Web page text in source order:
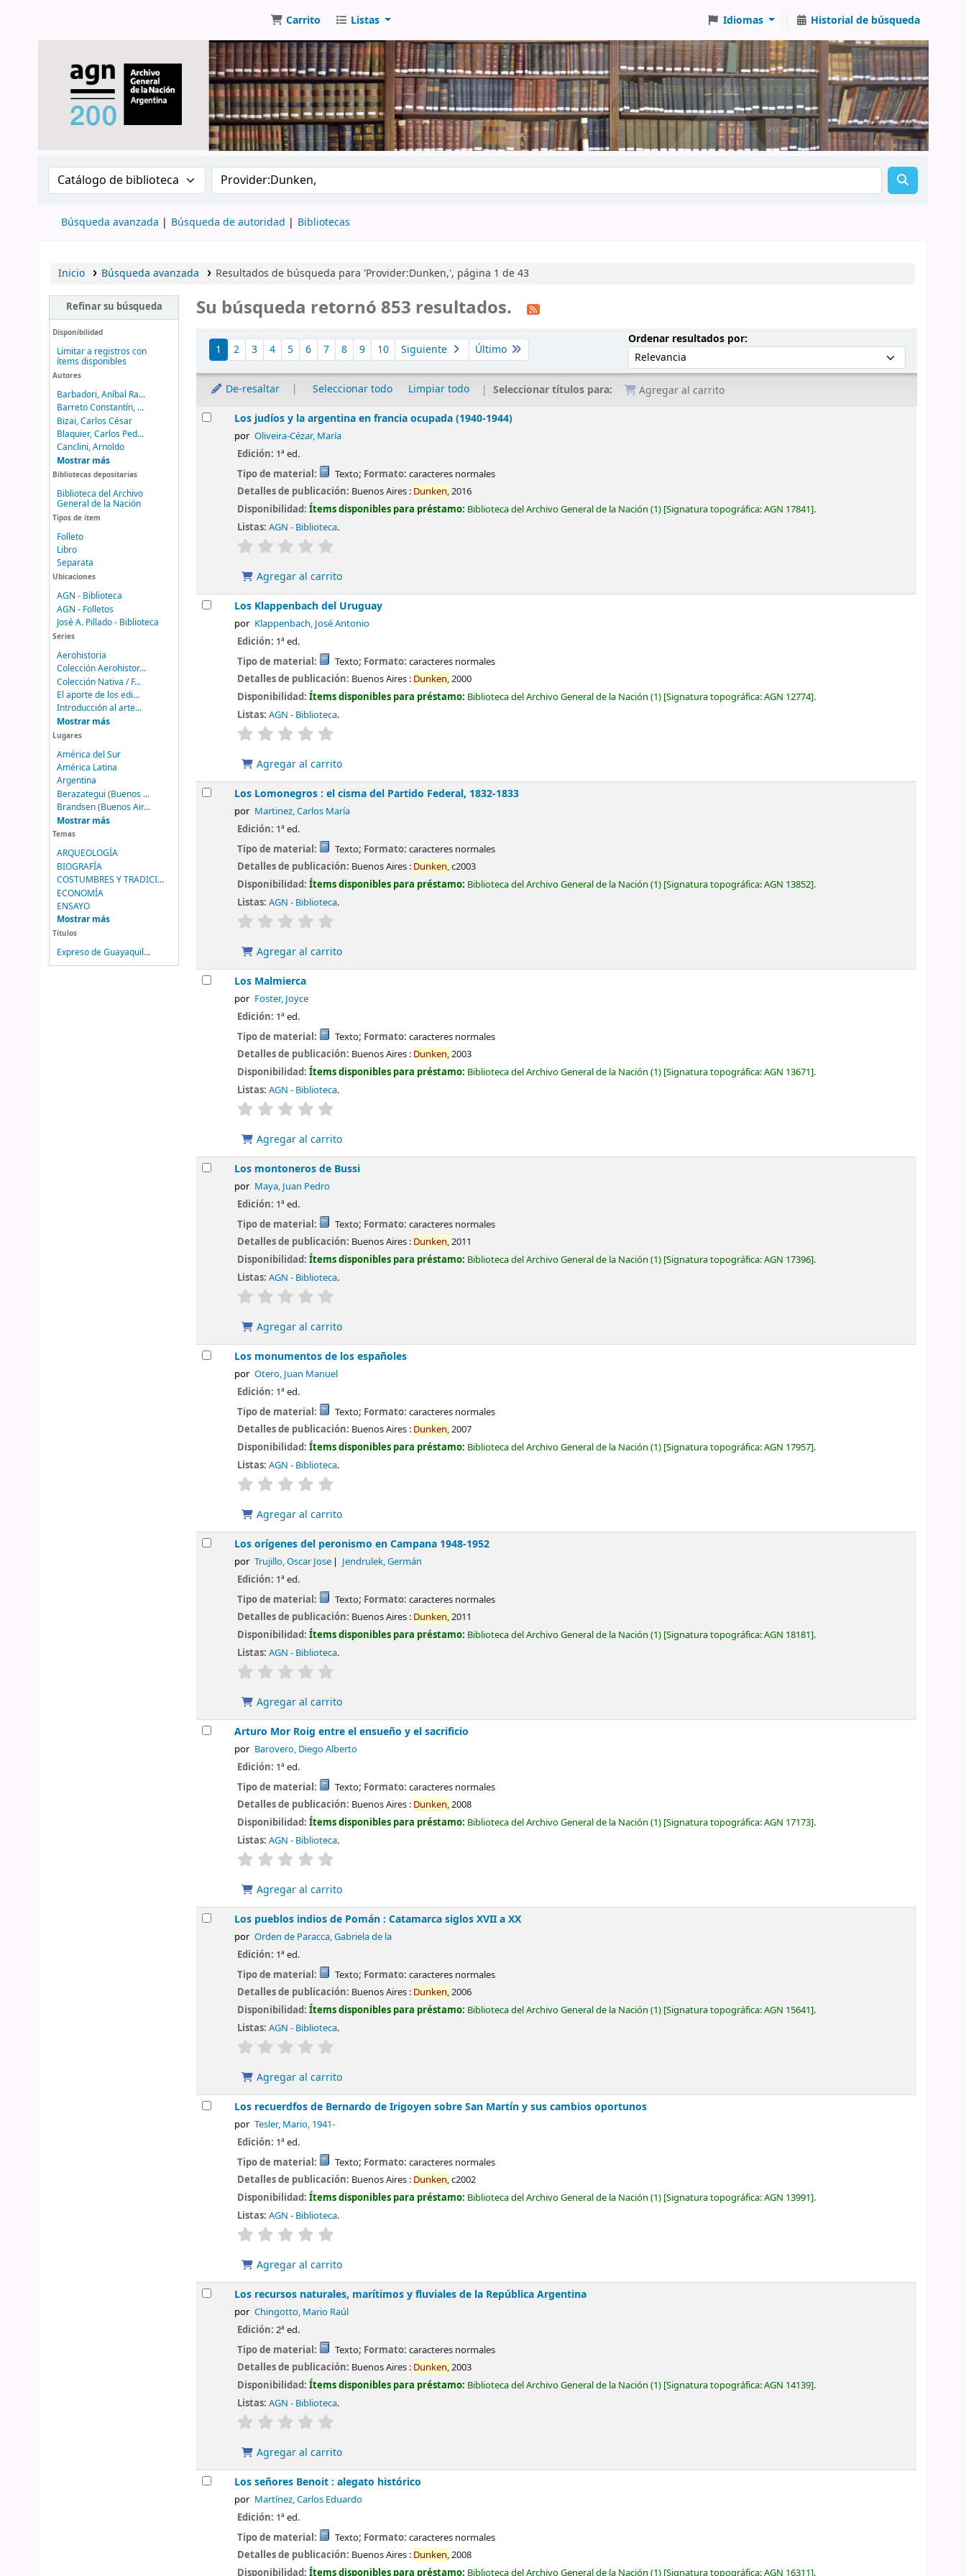
Carrito Listas Idiomas Historial de búsqueda
Buscar en el catálogo por: Buscar en el catálogo
Búsqueda avanzada Búsqueda de autoridad Bibliotecas
Inicio Búsqueda avanzada Resultados de búsqueda para 'Provider:Dunken,', página 1 de 43
Refinar su búsqueda
Disponibilidad
Limitar a registros con
ítems disponibles
Autores
Barbadori, Aníbal Ra...
Barreto Constantín, ...
Bizai, Carlos César
Blaquier, Carlos Ped...
Canclini, Arnoldo
Mostrar más
Bibliotecas depositarias
Biblioteca del Archivo
General de la Nación
Tipos de ítem
Folleto
Libro
Separata
Ubicaciones
AGN - Biblioteca
AGN - Folletos
José A. Pillado - Biblioteca
Series
Aerohistoria
Colección Aerohistor...
Colección Nativa / F...
El aporte de los edi...
Introducción al arte...
Mostrar más
Lugares
América del Sur
América Latina
Argentina
Berazategui (Buenos ...
Brandsen (Buenos Air...
Mostrar más
Temas
ARQUEOLOGÍA
BIOGRAFÍA
COSTUMBRES Y TRADICI...
ECONOMÍA
ENSAYO
Mostrar más
Títulos
Expreso de Guayaquil...
Su búsqueda retornó 853 resultados.
Ordenar
1 2 3 4 5 6 7 8 9 10 Siguiente Último
Ordenar resultados por:Ordenar por:
De-resaltar Seleccionar todo Limpiar todo Seleccionar títulos para:
Agregar al carrito
ResultadosLos judíos y la argentina en francia ocupada (1940-1944)
por Oliveira-Cézar, María
Edición: 1ª ed.
Tipo de material:
Texto; Formato: caracteres normales
Detalles de publicación: Buenos Aires : Dunken,2016
Disponibilidad:Ítems disponibles para préstamo: Biblioteca del Archivo General de la Nación (1) Signatura topográfica:AGN 17841 .
Listas: AGN - Biblioteca.
valoración
Agregar al carrito
Los Klappenbach del Uruguay
por Klappenbach, José Antonio
Edición: 1ª ed.
Tipo de material:
Texto; Formato: caracteres normales
Detalles de publicación: Buenos Aires : Dunken,2000
Disponibilidad:Ítems disponibles para préstamo: Biblioteca del Archivo General de la Nación (1) Signatura topográfica:AGN 12774 .
Listas: AGN - Biblioteca.
valoración
Agregar al carrito
Los Lomonegros : el cisma del Partido Federal, 1832-1833
por Martinez, Carlos María
Edición: 1ª ed.
Tipo de material:
Texto; Formato: caracteres normales
Detalles de publicación: Buenos Aires : Dunken,c2003
Disponibilidad:Ítems disponibles para préstamo: Biblioteca del Archivo General de la Nación (1) Signatura topográfica:AGN 13852 .
Listas: AGN - Biblioteca.
valoración
Agregar al carrito
Los Malmierca
por Foster, Joyce
Edición: 1ª ed.
Tipo de material:
Texto; Formato: caracteres normales
Detalles de publicación: Buenos Aires : Dunken,2003
Disponibilidad:Ítems disponibles para préstamo: Biblioteca del Archivo General de la Nación (1) Signatura topográfica:AGN 13671 .
Listas: AGN - Biblioteca.
valoración
Agregar al carrito
Los montoneros de Bussi
por Maya, Juan Pedro
Edición: 1ª ed.
Tipo de material:
Texto; Formato: caracteres normales
Detalles de publicación: Buenos Aires : Dunken,2011
Disponibilidad:Ítems disponibles para préstamo: Biblioteca del Archivo General de la Nación (1) Signatura topográfica:AGN 17396 .
Listas: AGN - Biblioteca.
valoración
Agregar al carrito
Los monumentos de los españoles
por Otero, Juan Manuel
Edición: 1ª ed.
Tipo de material:
Texto; Formato: caracteres normales
Detalles de publicación: Buenos Aires : Dunken,2007
Disponibilidad:Ítems disponibles para préstamo: Biblioteca del Archivo General de la Nación (1) Signatura topográfica:AGN 17957 .
Listas: AGN - Biblioteca.
valoración
Agregar al carrito
Los orígenes del peronismo en Campana 1948-1952
por Trujillo, Oscar Jose Jendrulek, Germán
Edición: 1ª ed.
Tipo de material:
Texto; Formato: caracteres normales
Detalles de publicación: Buenos Aires : Dunken,2011
Disponibilidad:Ítems disponibles para préstamo: Biblioteca del Archivo General de la Nación (1) Signatura topográfica:AGN 18181 .
Listas: AGN - Biblioteca.
valoración
Agregar al carrito
Arturo Mor Roig entre el ensueño y el sacrificio
por Barovero, Diego Alberto
Edición: 1ª ed.
Tipo de material:
Texto; Formato: caracteres normales
Detalles de publicación: Buenos Aires : Dunken,2008
Disponibilidad:Ítems disponibles para préstamo: Biblioteca del Archivo General de la Nación (1) Signatura topográfica:AGN 17173 .
Listas: AGN - Biblioteca.
valoración
Agregar al carrito
Los pueblos indios de Pomán : Catamarca siglos XVII a XX
por Orden de Paracca, Gabriela de la
Edición: 1ª ed.
Tipo de material:
Texto; Formato: caracteres normales
Detalles de publicación: Buenos Aires : Dunken,2006
Disponibilidad:Ítems disponibles para préstamo: Biblioteca del Archivo General de la Nación (1) Signatura topográfica:AGN 15641 .
Listas: AGN - Biblioteca.
valoración
Agregar al carrito
Los recuerdfos de Bernardo de Irigoyen sobre San Martín y sus cambios oportunos
por Tesler, Mario, 1941-
Edición: 1ª ed.
Tipo de material:
Texto; Formato: caracteres normales
Detalles de publicación: Buenos Aires : Dunken,c2002
Disponibilidad:Ítems disponibles para préstamo: Biblioteca del Archivo General de la Nación (1) Signatura topográfica:AGN 13991 .
Listas: AGN - Biblioteca.
valoración
Agregar al carrito
Los recursos naturales, marítimos y fluviales de la República Argentina
por Chingotto, Mario Raúl
Edición:2ª ed.
Tipo de material:
Texto; Formato: caracteres normales
Detalles de publicación: Buenos Aires : Dunken,2003
Disponibilidad:Ítems disponibles para préstamo: Biblioteca del Archivo General de la Nación (1) Signatura topográfica:AGN 14139 .
Listas: AGN - Biblioteca.
valoración
Agregar al carrito
Los señores Benoit : alegato histórico
por Martínez, Carlos Eduardo
Edición: 1ª ed.
Tipo de material:
Texto; Formato: caracteres normales
Detalles de publicación: Buenos Aires : Dunken,2008
Disponibilidad:Ítems disponibles para préstamo: Biblioteca del Archivo General de la Nación (1) Signatura topográfica:AGN 16311 .